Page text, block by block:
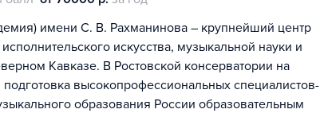
имени С. В. Рахманинова – крупнейший центр
искусства, музыкальной науки и
Кавказе. В Ростовской консерватории на
высокопрофессиональных специалистов-
образования России образовательным